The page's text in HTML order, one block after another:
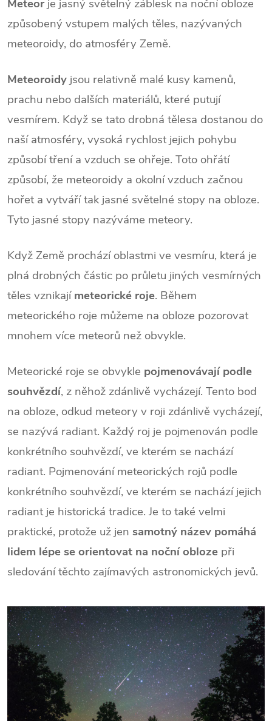
Meteorje jasný světelný záblesk na noční obloze
způsobený vstupem malých těles, nazývaných
meteoroidy, do atmosféry Země.
Meteoroidy jsou relativně malé kusy kamenů,
prachu nebo dalších materiálů, které putují
vesmírem. Když se tato drobná tělesa dostanou do
naší atmosféry, vysoká rychlost jejich pohybu
způsobí tření a vzduch se ohřeje. Toto ohřátí
způsobí, že meteoroidy a okolní vzduch začnou
hořet a vytváří tak jasné světelné stopy na obloze.
Tyto jasné stopy nazýváme meteory.
Když Země prochází oblastmi ve vesmíru, která je
plná drobných částic po průletu jiných vesmírných
těles vznikajímeteorické roje. Během
meteorického roje můžeme na obloze pozorovat
mnohem více meteorů než obvykle.
Meteorické roje se obvykle pojmenovávají podle
souhvězdí, z něhož zdánlivě vycházejí. Tento bod
na obloze, odkud meteory v roji zdánlivě vycházejí,
se nazývá radiant. Každý roj je pojmenován podle
konkrétního souhvězdí, ve kterém se nachází
radiant. Pojmenování meteorických rojů podle
konkrétního souhvězdí, ve kterém se nachází jejich
radiant je historická tradice. Je to také velmi
praktické, protože už jen samotný název pomáhá
lidem lépe se orientovat na noční obloze při
sledování těchto zajímavých astronomických jevů.